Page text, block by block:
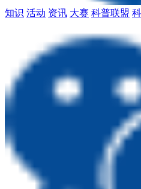
知识 活动 资讯 大赛 科普联盟